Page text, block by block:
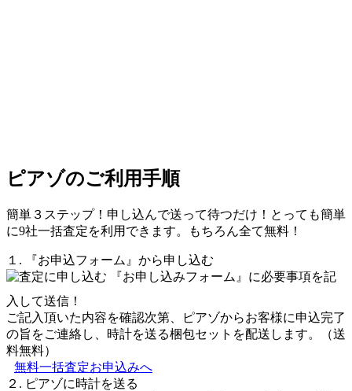
ピアゾのご利用手順
簡単３ステップ！申し込んで送って待つだけ！とっても簡単
に9社一括査定を利用できます。もちろん全て無料！
１. 『お申込フォーム』から申し込む
『お申し込みフォーム』に必要事項を記
入して送信！
ご記入頂いた内容を確認次第、ピアゾからお客様に申込完了
の旨をご連絡し、時計を送る梱包セットを配送します。（送
料無料）
無料一括査定お申込みへ
２. ピアゾに時計を送る